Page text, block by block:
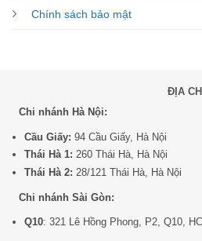
Chính sách bảo mật
ĐỊA CHỈ
Chi nhánh Hà Nội:
Cầu Giấy: 94 Cầu Giấy, Hà Nội
Thái Hà 1: 260 Thái Hà, Hà Nội
Thái Hà 2: 28/121 Thái Hà, Hà Nội
Chi nhánh Sài Gòn:
Q10: 321 Lê Hồng Phong, P2, Q10,